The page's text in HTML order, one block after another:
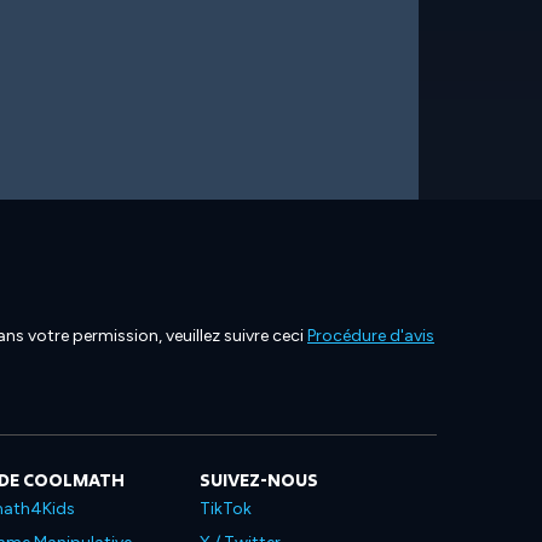
votre permission, veuillez suivre ceciProcédure d'avis
COOLMATH SUIVEZ-NOUS
TikTok